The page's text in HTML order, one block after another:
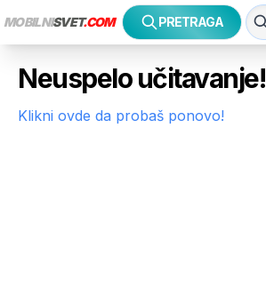
MOBILNISVET.COM PRETRAGA
Neuspelo učitavanje!
Klikni ovde da probaš ponovo!